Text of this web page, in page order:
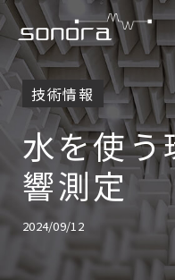
技術情報
水を使
響測定
2024/09/12